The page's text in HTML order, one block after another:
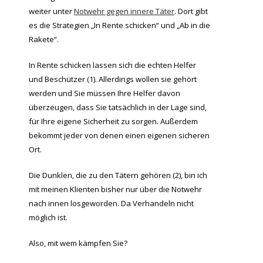
weiter unterNotwehr gegen innere Täter. Dort gibt
es die Strategien „In Rente schicken“ und „Ab in die
Rakete“.
In Rente schicken lassen sich die echten Helfer
und Beschützer (1). Allerdings wollen sie gehört
werden und Sie müssen Ihre Helfer davon
überzeugen, dass Sie tatsächlich in der Lage sind,
für Ihre eigene Sicherheit zu sorgen. Außerdem
bekommt jeder von denen einen eigenen sicheren
Ort.
Die Dunklen, die zu den Tätern gehören (2), bin ich
mit meinen Klienten bisher nur über die Notwehr
nach innen losgeworden. Da Verhandeln nicht
möglich ist.
Also, mit wem kämpfen Sie?